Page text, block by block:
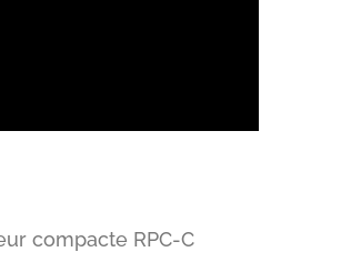
compacte RPC-C